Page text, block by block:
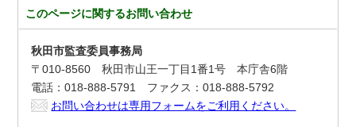
このページに関するお問い合わせ
秋田市監査委員事務局
〒010-8560 秋田市山王一丁目1番1号 本庁舎6階
電話：018-888-5791 ファクス：018-888-5792
お問い合わせは専用フォームをご利用ください。